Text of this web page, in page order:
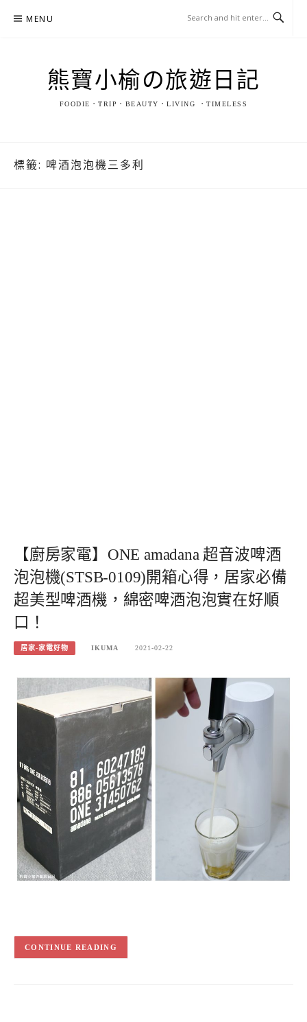
MENU
熊寶小榆の旅遊日記
FOODIE．TRIP．BEAUTY．LIVING ．TIMELESS
標籤: 啤酒泡泡機三多利
【廚房家電】ONE amadana 超音波啤酒
泡泡機(STSB-0109)開箱心得，居家必備
超美型啤酒機，綿密啤酒泡泡實在好順
口！
居家-家電好物 IKUMA 2021-02-22
CONTINUE READING